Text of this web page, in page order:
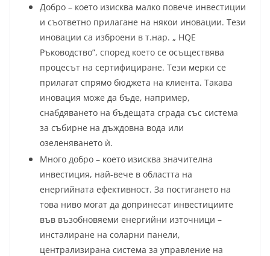
Добро – което изисква малко повече инвестиции
и съответно прилагане на някои иновации. Tези
иновации са изброени в т.нар. „ HQE
Ръководство”, според което се осъществява
процесът на сертифициране. Тези мерки се
прилагат спрямо бюджета на клиента. Такава
иновация може да бъде, например,
снабдяването на бъдещата сграда със система
за събирне на дъждовна вода или
озеленяването ѝ.
Много добро – което изисква значителна
инвестиция, най-вече в областта на
енергийната ефективност. За постигането на
това ниво могат да допринесат инвестициите
във възобновяеми енергийни източници –
инсталиране на соларни панeли,
централизирана система за управление на